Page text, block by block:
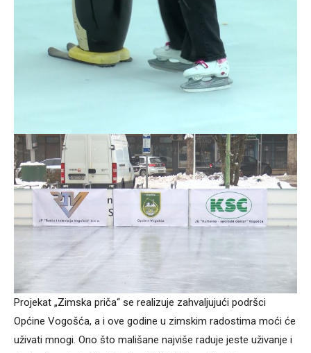
Projekat „Zimska priča“ se realizuje zahvaljujući podršci
Općine Vogošća, a i ove godine u zimskim radostima moći će
uživati mnogi. Ono što mališane najviše raduje jeste uživanje i